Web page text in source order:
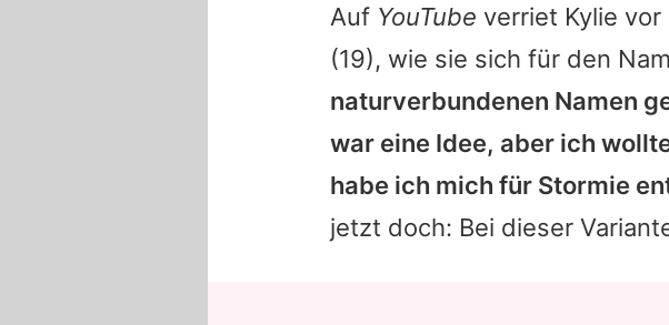
Auf YouTube verriet Kylie vor
(19), wie sie sich für den
naturverbundenen Namen
war eine Idee, aber ich
habe ich mich für Stormie
jetzt doch: Bei dieser